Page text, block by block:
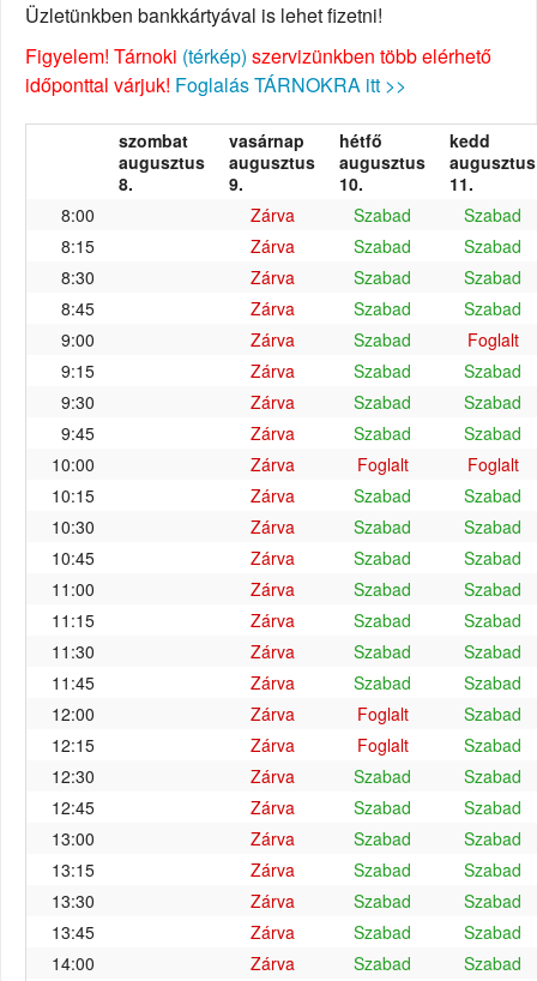
Üzletünkben bankkártyával is lehet fizetni!
Figyelem! Tárnoki (térkép) szervizünkben több elérhető
időponttal várjuk! Foglalás TÁRNOKRA itt >>
szombat
augusztus
8.
vasárnap
augusztus
9.
hétfő
augusztus
10.
kedd
augusztus
11.
8:00
Zárva Szabad
Szabad
8:15
Zárva Szabad
Szabad
8:30
Zárva Szabad
Szabad
8:45
Zárva Szabad
Szabad
9:00
Zárva Szabad
Foglalt
9:15
Zárva Szabad
Szabad
9:30
Zárva Szabad
Szabad
9:45
Zárva Szabad
Szabad
10:00
Zárva Foglalt
Foglalt
10:15
Zárva Szabad
Szabad
10:30
Zárva Szabad
Szabad
10:45
Zárva Szabad
Szabad
11:00
Zárva Szabad
Szabad
11:15
Zárva Szabad
Szabad
11:30
Zárva Szabad
Szabad
11:45
Zárva Szabad
Szabad
12:00
Zárva Foglalt
Szabad
12:15
Zárva Foglalt
Szabad
12:30
Zárva Szabad
Szabad
12:45
Zárva Szabad
Szabad
13:00
Zárva Szabad
Szabad
13:15
Zárva Szabad
Szabad
13:30
Zárva Szabad
Szabad
13:45
Zárva Szabad
Szabad
14:00
Zárva Szabad
Szabad